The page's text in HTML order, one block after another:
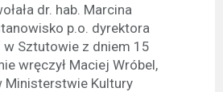
dr. hab. Marcina
p.o. dyrektora
Sztutowie z dniem 15
wręczył Maciej Wróbel,
Ministerstwie Kultury